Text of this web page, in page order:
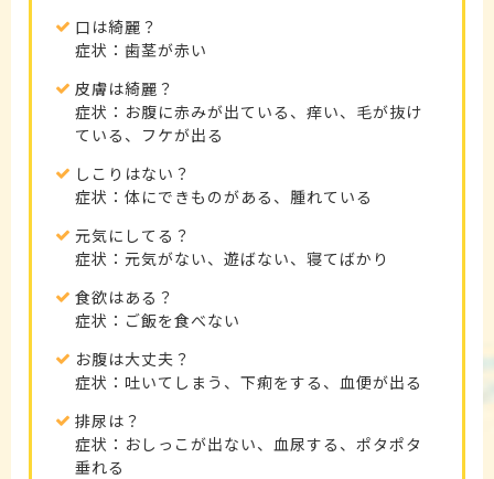
口は綺麗？
症状：歯茎が赤い
皮膚は綺麗？
症状：お腹に赤みが出ている、痒い、毛が抜け
ている、フケが出る
しこりはない？
症状：体にできものがある、腫れている
元気にしてる？
症状：元気がない、遊ばない、寝てばかり
食欲はある？
症状：ご飯を食べない
お腹は大丈夫？
症状：吐いてしまう、下痢をする、血便が出る
排尿は？
症状：おしっこが出ない、血尿する、ポタポタ
垂れる